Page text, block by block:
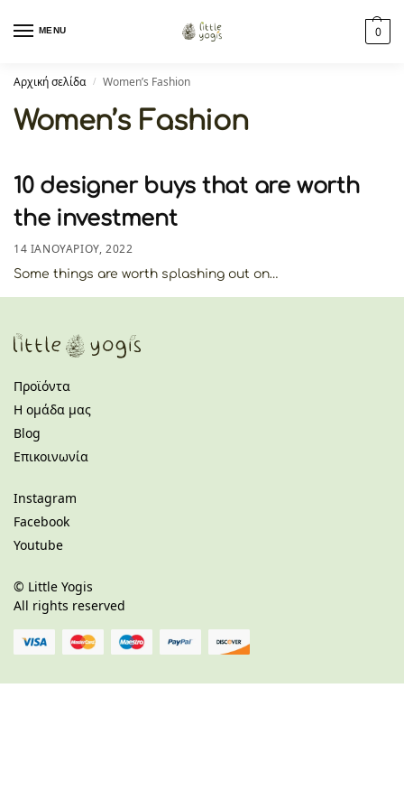
MENU 0
Αρχική σελίδα / Women’s Fashion
Women’s Fashion
10 designer buys that are worth
the investment
14 ΙΑΝΟΥΑΡΊΟΥ, 2022
Some things are worth splashing out on…
Προϊόντα
Η ομάδα μας
Blog
Επικοινωνία
Instagram
Facebook
Youtube
© Little Yogis
All rights reserved